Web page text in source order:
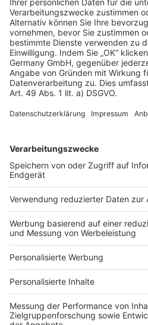
Rechtliches
AGB-Übersicht
Datenschutz
Impressum
Services
Bauprojekt-Quiz
Häuser-Suche
Hausanbieter-Suche
Bauprojekt-Profil
Für Unternehmen
Ihre Baufirma auf bauen.de
Kostenloses Infogespräch